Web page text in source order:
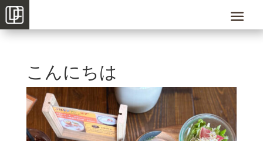
こんにちは